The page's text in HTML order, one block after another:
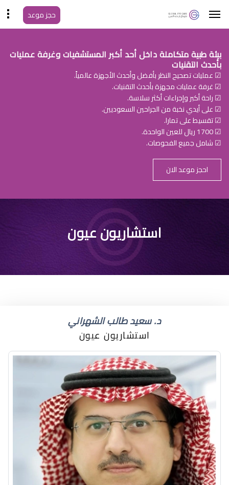
حجز موعد
بيئة طبية متكاملة داخل أحد أكبر المستشفيات وغرفة عمليات
بأحدث التقنيات
☑ عمليات تصحيح النظر بأفضل وأحدث الأجهزة عالمياً.
☑ غرفة عمليات مجهزة بأحدث التقنيات.
☑ راحة أكبر وإجراءات أكثر سلاسة.
☑ على أيدي نخبة من الجراحين السعوديين.
☑ تقسيط على تمارا.
☑ 1700 ريال للعين الواحدة.
☑ شامل جميع الفحوصات.
احجز موعد الان
استشاريون عيون
د. سعيد طالب الشهراني
استشاريون عيون